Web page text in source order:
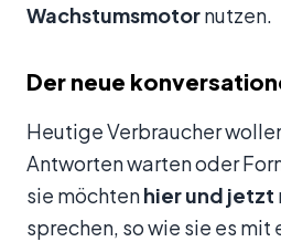
Wachstumsmotornutzen.
Der neue
Heutige Verbraucher
Antworten warten oder
sie möchtenhier und jetzt
sprechen, so wie sie es mit